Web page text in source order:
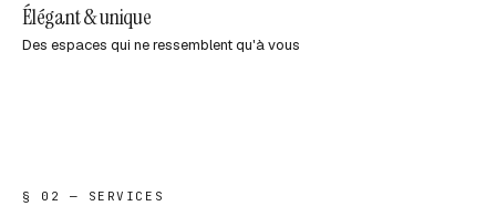
Élégant & unique
Des espaces qui ne ressemblent qu'à vous
§ 02 — SERVICES